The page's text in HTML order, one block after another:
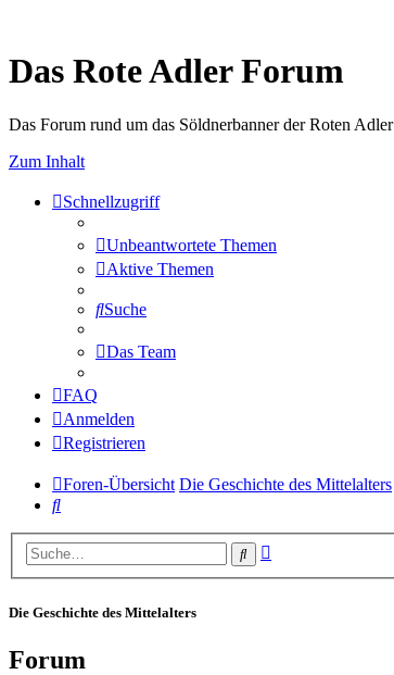
Das Rote Adler Forum
Das Forum rund um das Söldnerbanner der Roten Adler
Zum Inhalt
Schnellzugriff
Unbeantwortete Themen
Aktive Themen
Suche
Das Team
FAQ
Anmelden
Registrieren
Foren-Übersicht Die Geschichte des Mittelalters
Suche
Suche
Die Geschichte des Mittelalters
Forum